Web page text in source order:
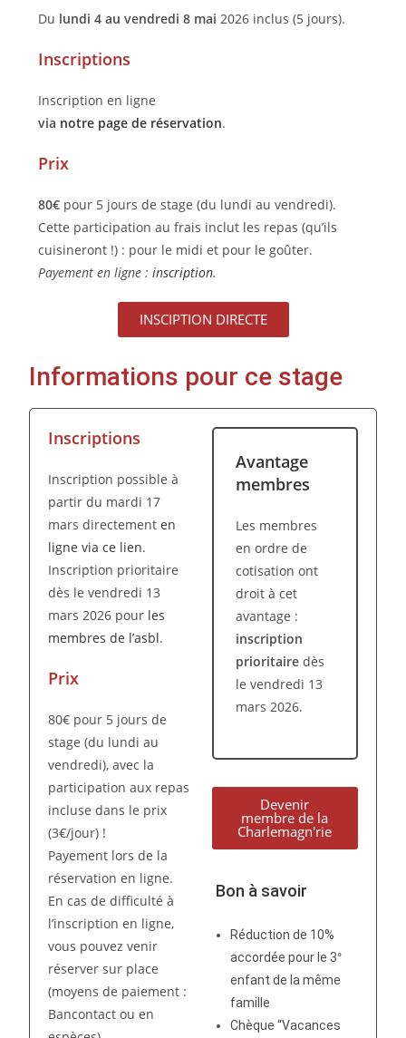
Du lundi 4 au vendredi 8 mai 2026 inclus (5 jours).
Inscriptions
Inscription en ligne
via notre page de réservation.
Prix
80€ pour 5 jours de stage (du lundi au vendredi).
Cette participation au frais inclut les repas (qu’ils
cuisineront !) : pour le midi et pour le goûter.
Payement en ligne :inscription.
INSCIPTION DIRECTE
Informations pour ce stage
Inscriptions
Inscription possible à
partir du mardi 17
mars directementen
ligne via ce lien.
Inscription prioritaire
dès le vendredi 13
mars 2026 pour les
membres de l’asbl.
Prix
80€ pour 5 jours de
stage (du lundi au
vendredi), avec la
participation aux repas
incluse dans le prix
(3€/jour) !
Payement lors de la
réservation en ligne.
En cas de difficulté à
l’inscription en ligne,
vous pouvez venir
réserver sur place
(moyens de paiement :
Bancontact ou en
Avantage
membres
Les membres
en ordre de
cotisation ont
droit à cet
avantage :
inscription
prioritaire dès
le vendredi 13
mars 2026.
Devenir
membre de la
Charlemagn'rie
Bon à savoir
Réduction de 10%
accordée pour le 3°
enfant de la même
famille
Chèque “Vacances